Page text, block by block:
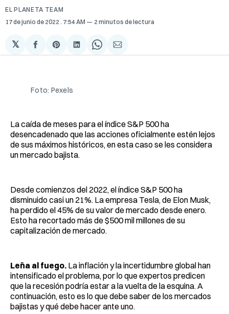
EL PLANETA TEAM
17 de junio de 2022 . 7:54 AM 2 minutos de lectura
𝕏
Compartir
en
Share
on
Compartir
en
Share
on
Compartir
via
Foto: Pexels
La caída de meses para el índice S&P 500 ha
desencadenado que las acciones oficialmente estén lejos
de sus máximos históricos, en esta caso se les considera
un mercado bajista.
Desde comienzos del 2022, el índice S&P 500 ha
disminuido casi un 21%. La empresa Tesla, de Elon Musk,
ha perdido el 45% de su valor de mercado desde enero.
Esto ha recortado más de $500 mil millones de su
capitalización de mercado.
Leña al fuego. La inflación y la incertidumbre global han
intensificado el problema, por lo que expertos predicen
que la recesión podría estar a la vuelta de la esquina. A
continuación, esto es lo que debe saber de los mercados
bajistas y qué debe hacer ante uno.